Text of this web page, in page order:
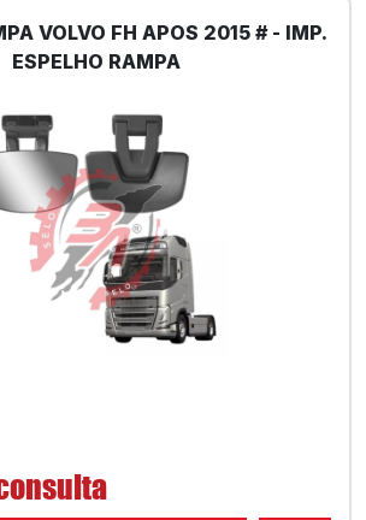
VOLVO FH APOS 2015 # - IMP.
ESPELHO RAMPA